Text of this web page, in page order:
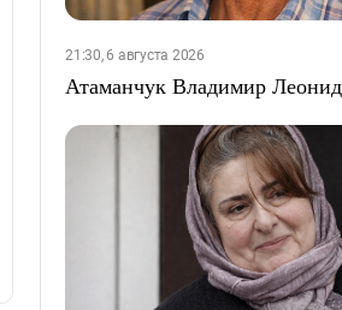
21:30, 6 августа 2026
Атаманчук Владимир